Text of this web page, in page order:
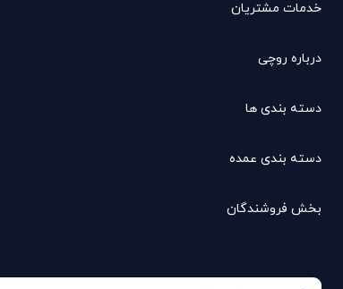
خدمات مشتریان
درباره روچی
دسته بندی ها
دسته بندی عمده
بخش فروشندگان